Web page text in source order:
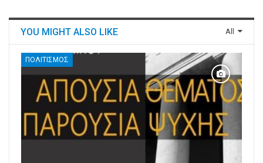
All
YOU MIGHT ALSO LIKE
ΠΟΛΙΤΙΣΜΌΣ